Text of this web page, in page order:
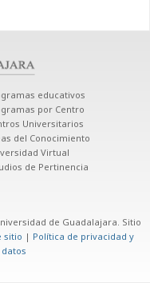
educativos
por Centro
Universitarios
del Conocimiento
Virtual
de Pertinencia
de Guadalajara. Sitio
sitio | Política de privacidad y